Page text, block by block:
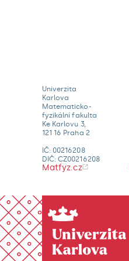
Univerzita
Karlova
Matematicko-
fyzikální fakulta
Ke Karlovu 3,
121 16 Praha 2
IČ: 00216208
DIČ: CZ00216208
Matfyz.cz